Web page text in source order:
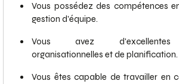
Vous possédez des compétences
gestion d'équipe.
Vous avez d'excellentes
organisationnelles et de planification.
Vous êtes capable de travailler en